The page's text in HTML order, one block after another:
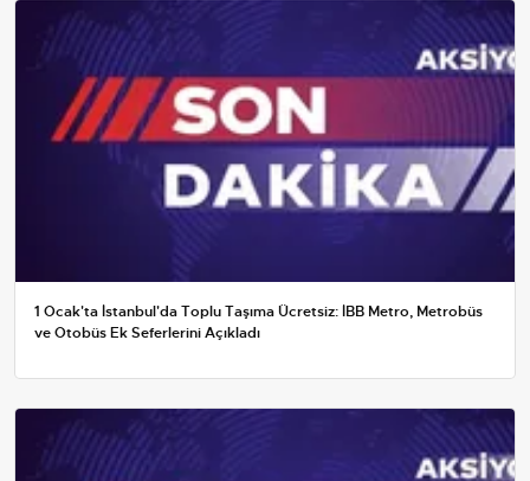
1 Ocak'ta İstanbul'da Toplu Taşıma Ücretsiz: İBB Metro, Metrobüs
ve Otobüs Ek Seferlerini Açıkladı